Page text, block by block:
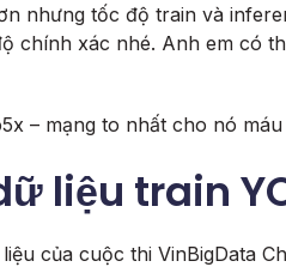
nhưng tốc độ train và
chính xác nhé. Anh em có
– mạng to nhất cho nó
liệu train
của cuộc thi VinBigData